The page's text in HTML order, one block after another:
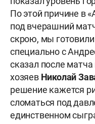
По этой причине в
под вчерашний
скрою, мы готовили
специально с
сказал после
хозяев Николай
решение кажется
сломаться под
единственном